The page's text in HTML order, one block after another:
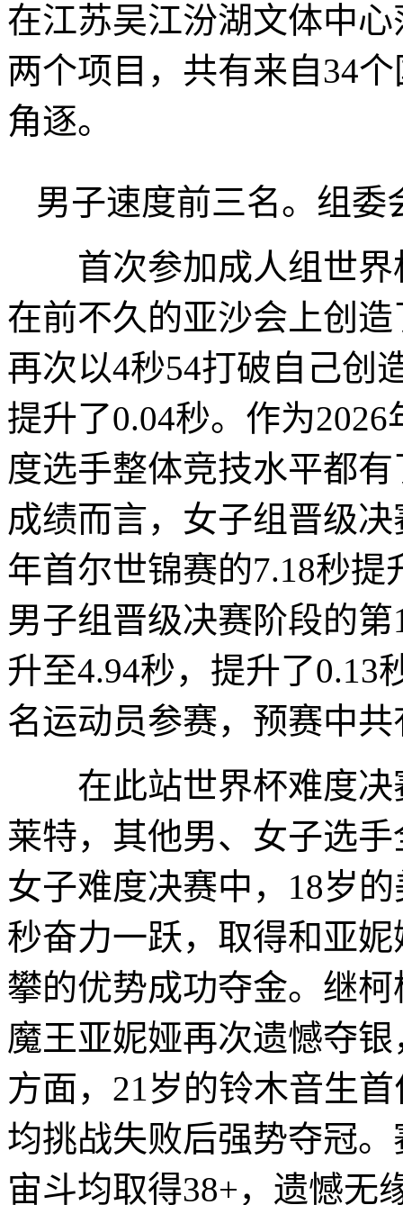
在江苏吴江汾湖文体中
两个项目，共有来自34
角逐。
男子速度前三名。组委
首次参加成人组世界
在前不久的亚沙会上创
再次以4秒54打破自己创
提升了0.04秒。作为
度选手整体竞技水平都
成绩而言，女子组晋级
年首尔世锦赛的7.18秒提
男子组晋级决赛阶段的
升至4.94秒，提升了0.13
名运动员参赛，预赛中
在此站世界杯难度决
莱特，其他男、女子选
女子难度决赛中，18岁
秒奋力一跃，取得和亚
攀的优势成功夺金。继
魔王亚妮娅再次遗憾夺
方面，21岁的铃木音生
均挑战失败后强势夺冠
宙斗均取得38+，遗憾无